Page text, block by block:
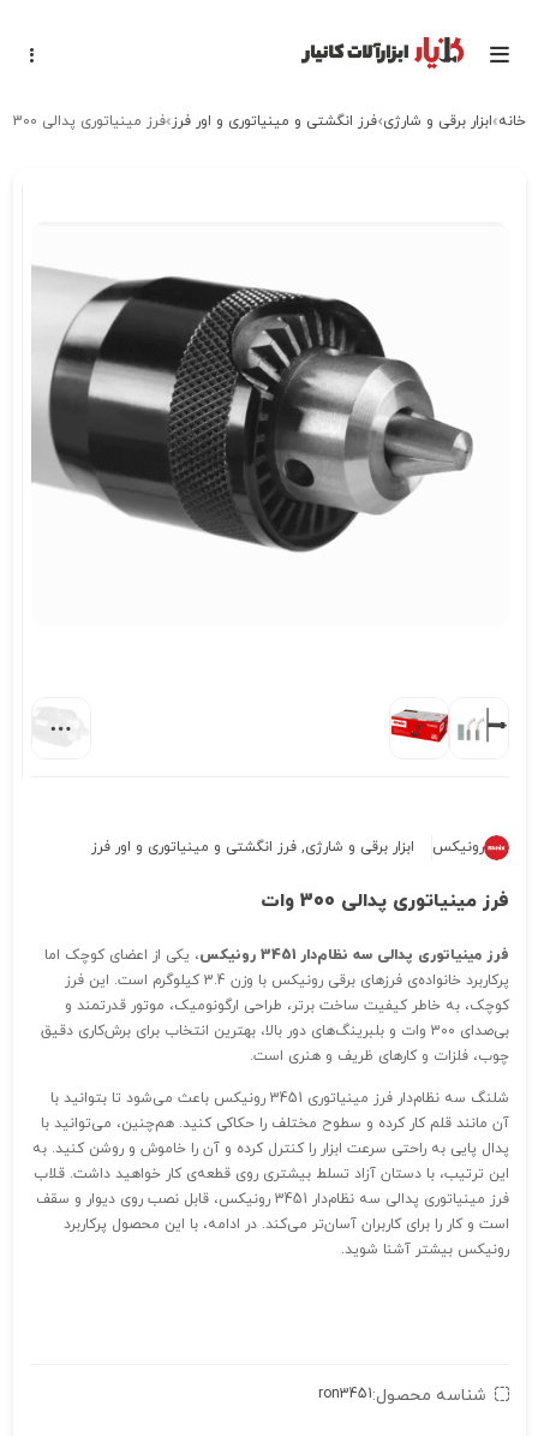
خانه ابزار برقی و شارژی فرز انگشتی و مینیاتوری و اور فرز فرز مینیاتوری پدالی 300 وات
رونیکس ابزار برقی و شارژی,فرز انگشتی و مینیاتوری و اور فرز
فرز مینیاتوری پدالی 300 وات
فرز مینیاتوری پدالی سه نظام‌دار 3451 رونیکس
، یکی از اعضای کوچک اما
پرکاربرد خانواده‌ی فرزهای برقی رونیکس با وزن 3.4 کیلوگرم است. این فرز
کوچک، به خاطر کیفیت ساخت برتر، طراحی ارگونومیک، موتور قدرتمند و
بی‌صدای 300 وات و بلبرینگ‌های دور بالا، بهترین انتخاب برای برش‌کاری دقیق
چوب، فلزات و کارهای ظریف و هنری است.
شلنگ سه ‌نظام‌دار فرز مینیاتوری 3451 رونیکس باعث می‌شود تا بتوانید با
آن مانند قلم کار کرده و سطوح مختلف را حکاکی کنید. هم‌چنین، می‌توانید با
پدال پایی به راحتی سرعت ابزار را کنترل کرده و آن را خاموش و روشن کنید. به
این ترتیب، با دستان آزاد تسلط بیشتری روی قطعه‌ی کار خواهید داشت. قلاب
فرز مینیاتوری پدالی سه ‌نظام‌دار 3451 رونیکس، قابل نصب روی دیوار و سقف
است و کار را برای کاربران آسان‌تر می‌کند. در ادامه، با این محصول پرکاربرد
رونیکس بیشتر آشنا شوید.
شناسه محصول:ron3451